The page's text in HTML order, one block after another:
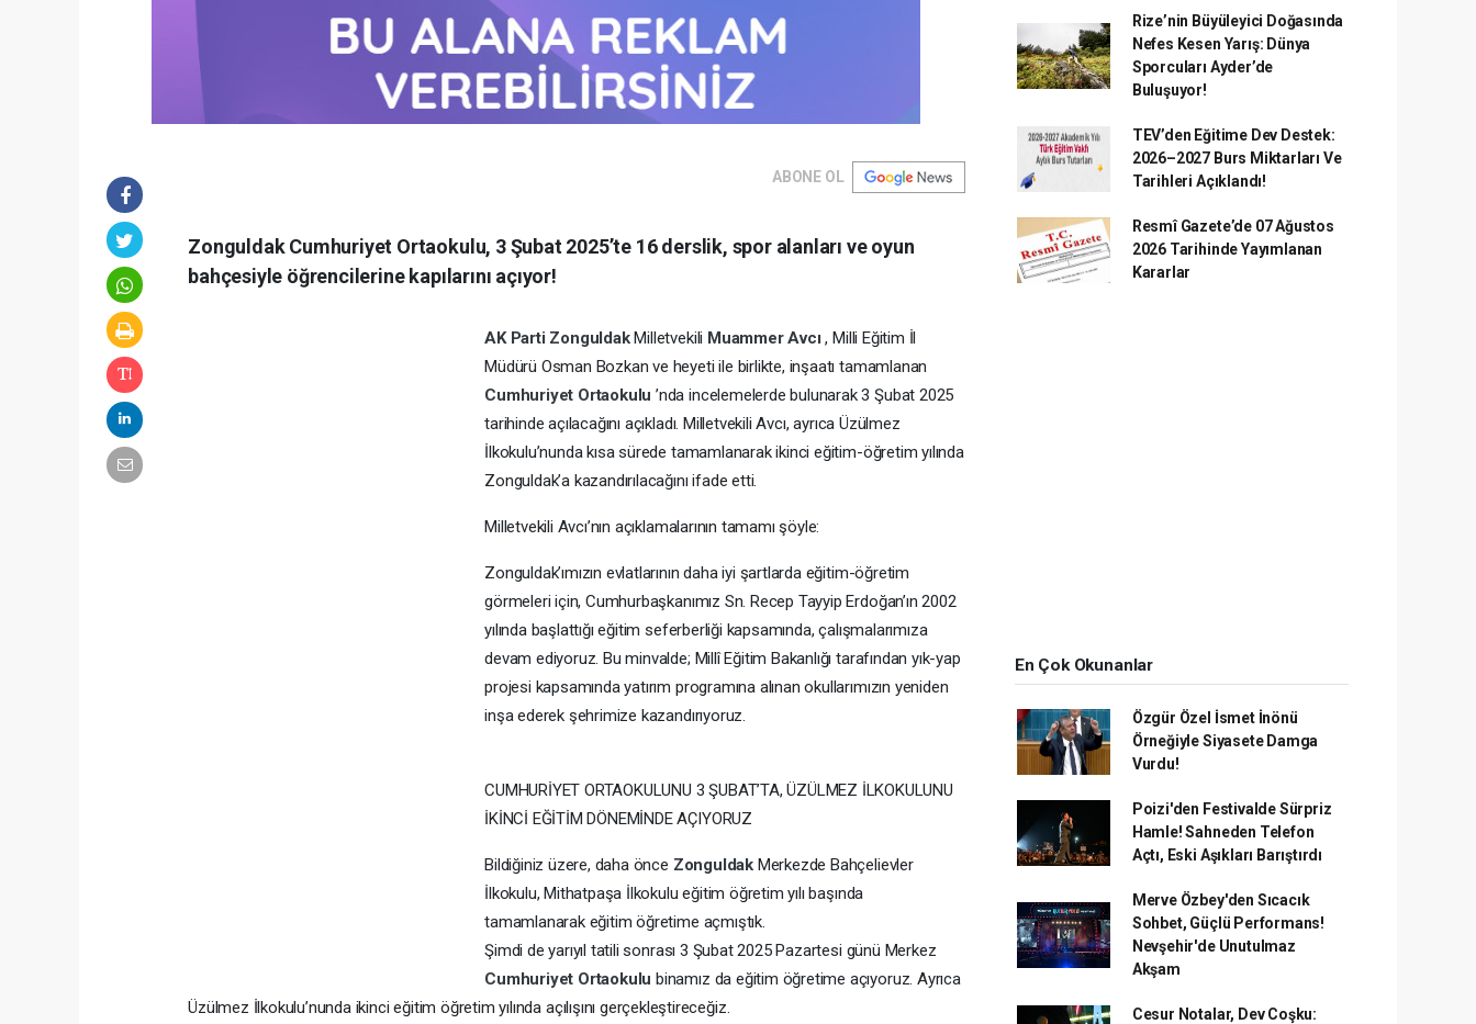
ABONE OL
Zonguldak Cumhuriyet Ortaokulu, 3 Şubat 2025’te 16 derslik, spor alanları ve oyun
bahçesiyle öğrencilerine kapılarını açıyor!
AK Parti ZonguldakMilletvekili Muammer Avcı, Milli Eğitim İl
Müdürü Osman Bozkan ve heyeti ile birlikte, inşaatı tamamlanan
Cumhuriyet Ortaokulu’nda incelemelerde bulunarak 3 Şubat 2025
tarihinde açılacağını açıkladı. Milletvekili Avcı, ayrıca Üzülmez
İlkokulu’nunda kısa sürede tamamlanarak ikinci eğitim-öğretim yılında
Zonguldak’a kazandırılacağını ifade etti.
Milletvekili Avcı’nın açıklamalarının tamamı şöyle:
Zonguldak’ımızın evlatlarının daha iyi şartlarda eğitim-öğretim
görmeleri için, Cumhurbaşkanımız Sn. Recep Tayyip Erdoğan’ın 2002
yılında başlattığı eğitim seferberliği kapsamında, çalışmalarımıza
devam ediyoruz. Bu minvalde; Millî Eğitim Bakanlığı tarafından yık-yap
projesi kapsamında yatırım programına alınan okullarımızın yeniden
inşa ederek şehrimize kazandırıyoruz.
CUMHURİYET ORTAOKULUNU 3 ŞUBAT’TA, ÜZÜLMEZ İLKOKULUNU
İKİNCİ EĞİTİM DÖNEMİNDE AÇIYORUZ
Bildiğiniz üzere, daha önce Zonguldak Merkezde Bahçelievler
İlkokulu, Mithatpaşa İlkokulu eğitim öğretim yılı başında
tamamlanarak eğitim öğretime açmıştık.
Şimdi de yarıyıl tatili sonrası 3 Şubat 2025 Pazartesi günü Merkez
Cumhuriyet Ortaokulubinamız da eğitim öğretime açıyoruz. Ayrıca
Üzülmez İlkokulu’nunda ikinci eğitim öğretim yılında açılışını gerçekleştireceğiz.
Rize’nin Büyüleyici Doğasında
Nefes Kesen Yarış: Dünya
Sporcuları Ayder’de
Buluşuyor!
TEV’den Eğitime Dev Destek:
2026–2027 Burs Miktarları Ve
Tarihleri Açıklandı!
Resmî Gazete’de 07 Ağustos
2026 Tarihinde Yayımlanan
Kararlar
En Çok Okunanlar
Özgür Özel İsmet İnönü
Örneğiyle Siyasete Damga
Vurdu!
Poizi'den Festivalde Sürpriz
Hamle! Sahneden Telefon
Açtı, Eski Aşıkları Barıştırdı
Merve Özbey'den Sıcacık
Sohbet, Güçlü Performans!
Nevşehir'de Unutulmaz
Akşam
Cesur Notalar, Dev Coşku: